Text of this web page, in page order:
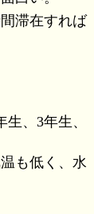
滞在すれば
、3年生、
も低く、水